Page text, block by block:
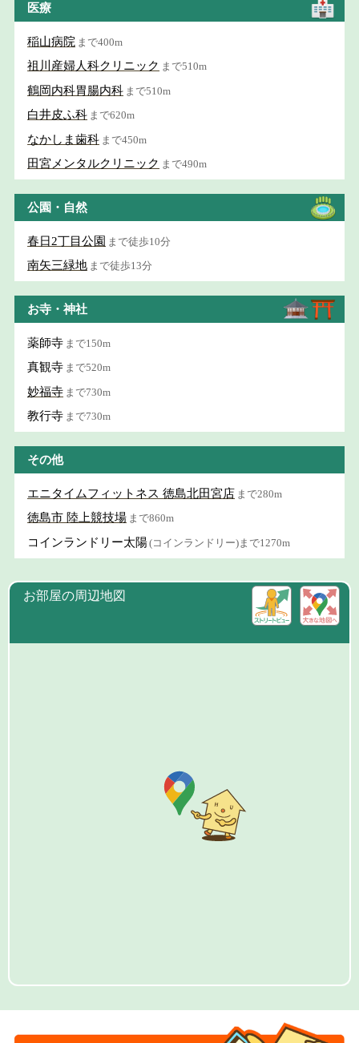
医療
稲山病院 まで400m
祖川産婦人科クリニック まで510m
鶴岡内科胃腸内科 まで510m
白井皮ふ科 まで620m
なかしま歯科 まで450m
田宮メンタルクリニック まで490m
公園・自然
春日2丁目公園 まで徒歩10分
南矢三緑地 まで徒歩13分
お寺・神社
薬師寺 まで150m
真観寺 まで520m
妙福寺 まで730m
教行寺 まで730m
その他
エニタイムフィットネス 徳島北田宮店 まで280m
徳島市 陸上競技場 まで860m
コインランドリー太陽(コインランドリー)まで1270m
お部屋の周辺地図